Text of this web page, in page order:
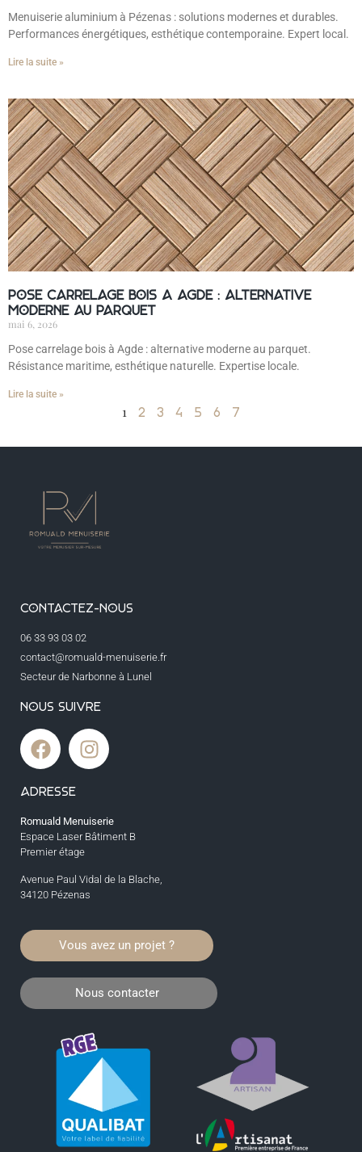
Menuiserie aluminium à Pézenas : solutions modernes et durables.
Performances énergétiques, esthétique contemporaine. Expert local.
Lire la suite »
Pose carrelage bois à Agde : alternative
moderne au parquet
mai 6, 2026
Pose carrelage bois à Agde : alternative moderne au parquet.
Résistance maritime, esthétique naturelle. Expertise locale.
Lire la suite »
1 2 3 4 5 6 7
CONTACTEZ-NOUS
06 33 93 03 02
contact@romuald-menuiserie.fr
Secteur de Narbonne à Lunel
NOUS SUIVRE
ADRESSE
Romuald Menuiserie
Espace Laser Bâtiment B
Premier étage
Avenue Paul Vidal de la Blache,
34120 Pézenas
Vous avez un projet ?
Nous contacter